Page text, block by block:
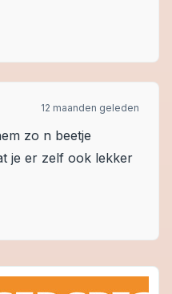
12 maanden geleden
zo n beetje
je er zelf ook lekker